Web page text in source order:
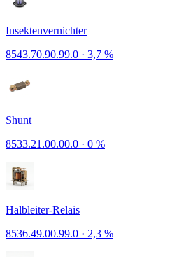
Insektenvernichter
8543.70.90.99.0 · 3,7 %
Shunt
8533.21.00.00.0 · 0 %
Halbleiter-Relais
8536.49.00.99.0 · 2,3 %